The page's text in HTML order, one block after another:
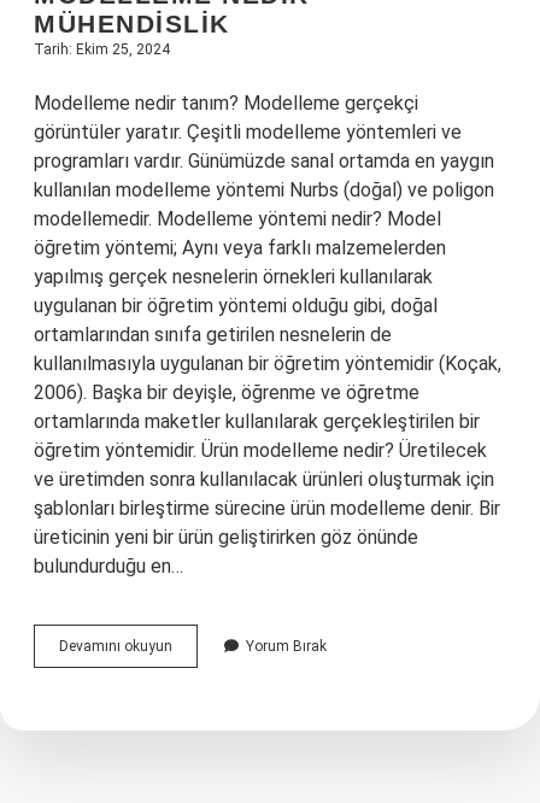
MÜHENDISLIK
Tarih: Ekim 25, 2024
Modelleme nedir tanım? Modelleme gerçekçi
görüntüler yaratır. Çeşitli modelleme yöntemleri ve
programları vardır. Günümüzde sanal ortamda en yaygın
kullanılan modelleme yöntemi Nurbs (doğal) ve poligon
modellemedir. Modelleme yöntemi nedir? Model
öğretim yöntemi; Aynı veya farklı malzemelerden
yapılmış gerçek nesnelerin örnekleri kullanılarak
uygulanan bir öğretim yöntemi olduğu gibi, doğal
ortamlarından sınıfa getirilen nesnelerin de
kullanılmasıyla uygulanan bir öğretim yöntemidir (Koçak,
2006). Başka bir deyişle, öğrenme ve öğretme
ortamlarında maketler kullanılarak gerçekleştirilen bir
öğretim yöntemidir. Ürün modelleme nedir? Üretilecek
ve üretimden sonra kullanılacak ürünleri oluşturmak için
şablonları birleştirme sürecine ürün modelleme denir. Bir
üreticinin yeni bir ürün geliştirirken göz önünde
bulundurduğu en…
Devamını okuyun Modelleme
Nedir
Yorum Bırak